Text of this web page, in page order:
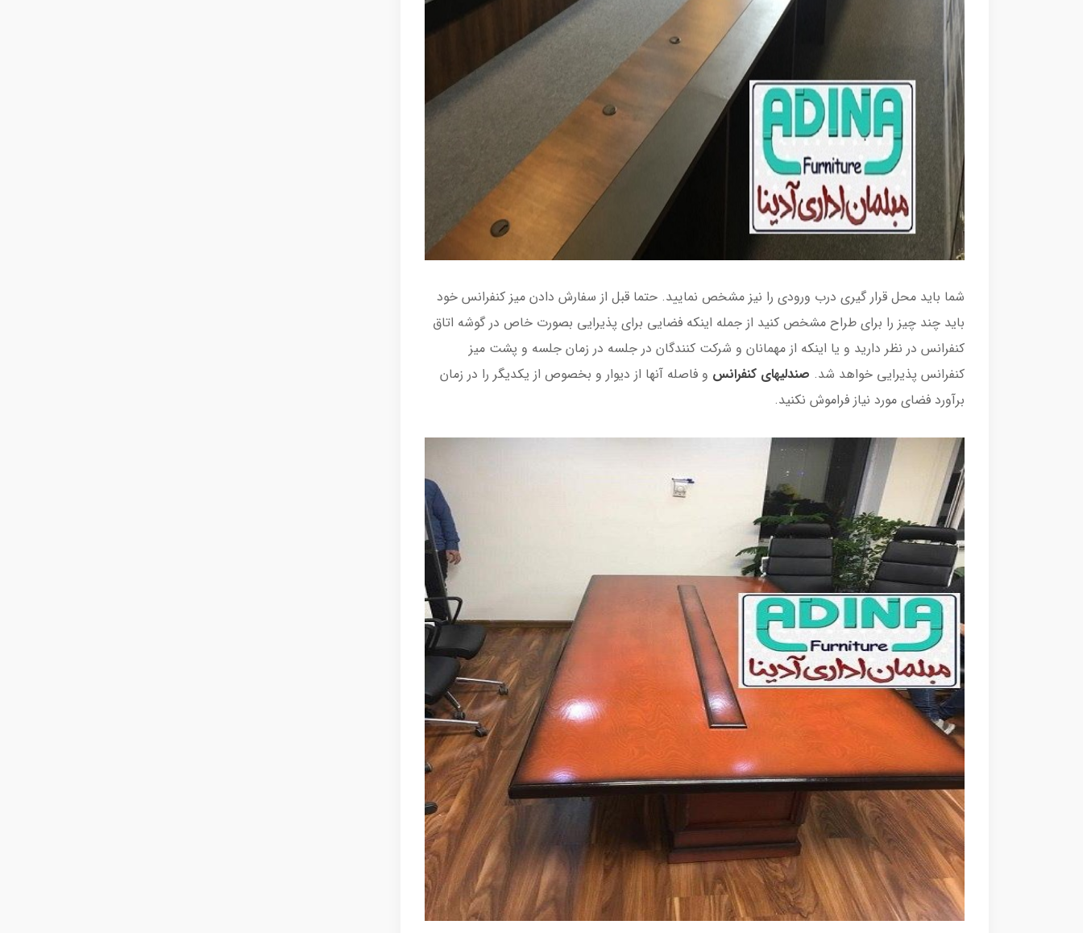
شما باید محل قرار گیری درب ورودی را نیز مشخص نمایید. حتما قبل از سفارش دادن میز کنفرانس خود
باید چند چیز را برای طراح مشخص کنید از جمله اینکه فضایی برای پذیرایی بصورت خاص در گوشه اتاق
کنفرانس در نظر دارید و یا اینکه از مهمانان و شرکت کنندگان در جلسه در زمان جلسه و پشت میز
کنفرانس پذیرایی خواهد شد. صندلیهای کنفرانس و فاصله آنها از دیوار و بخصوص از یکدیگر را در زمان
برآورد فضای مورد نیاز فراموش نکنید.